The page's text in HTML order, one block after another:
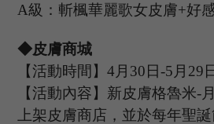
A級：斬楓華麗歌女皮膚+好
◆皮膚商城
【活動時間】4 月 30日-5 月 29
【活動內容】新皮膚格魯米-
上架皮膚商店，並於每年聖誕